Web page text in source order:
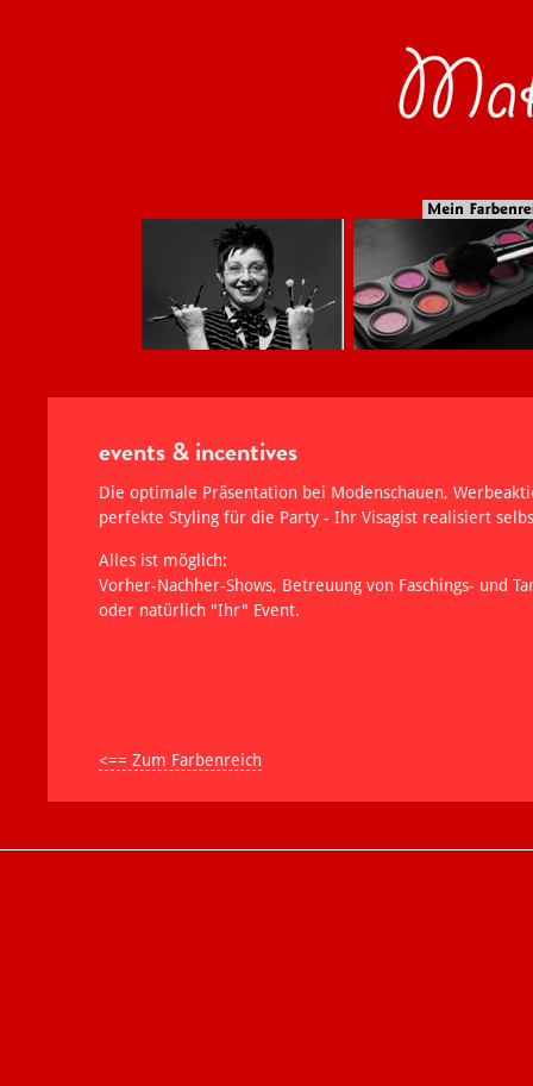
events & incentives
Die optimale Präsentation bei Modenschauen,
perfekte Styling für die Party - Ihr Visagist realisiert
Alles ist möglich:
Vorher-Nachher-Shows, Betreuung von Faschings- und
oder natürlich "Ihr" Event.
<== Zum Farbenreich